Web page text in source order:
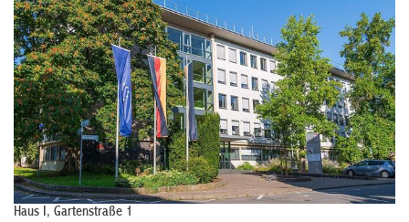
Haus I, Gartenstraße 1